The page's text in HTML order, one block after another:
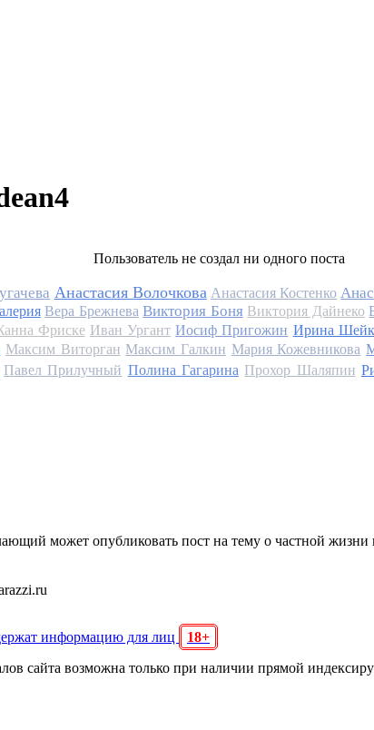
Пользователь не создал ни одного поста
Анастасия Волочкова Анастасия Костенко
Вера Брежнева Виктория Боня Виктория Дайнеко
Фриске Иван Ургант Иосиф Пригожин Ирина Шейк
Максим Виторган Максим Галкин Мария Кожевникова
Павел Прилучный Полина Гагарина Прохор Шаляпин
может опубликовать пост на тему о частной
информацию для лиц
18+
сайта возможна только при наличии прямой